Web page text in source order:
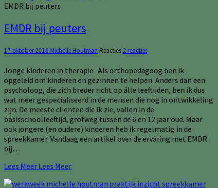
EMDR bij peuters
EMDR bij peuters
17 oktober 2016 Michelle Houtman Reacties 2 reacties
Jonge kinderen in therapie Als orthopedagoog ben ik
opgeleid om kinderen en gezinnen te helpen. Anders dan een
psycholoog, die zich breder richt op álle leeftijden, ben ik dus
wat meer gespecialiseerd in de mensen die nog in ontwikkeling
zijn. De meeste cliënten die ik zie, vallen in de
basisschoolleeftijd, grofweg tussen de 6 en 12 jaar oud. Maar
ook jongere (en oudere) kinderen heb ik regelmatig in de
spreekkamer. Vandaag een artikel over de ervaring met EMDR
bij…
Lees Meer Lees Meer